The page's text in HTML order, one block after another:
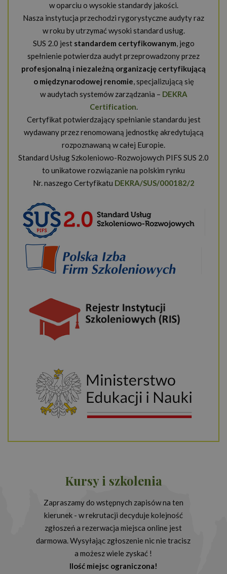
w oparciu o wysokie standardy jakości.
Nasza instytucja przechodzi rygorystyczne audyty raz
w roku by utrzymać wysoki standard usług.
SUS 2.0 jest standardem certyfikowanym, jego
spełnienie potwierdza audyt przeprowadzony przez
profesjonalną i niezależną organizację certyfikującą
o międzynarodowej renomie, specjalizującą się
w audytach systemów zarządzania – DEKRA
Certification.
Certyfikat potwierdzający spełnianie standardu jest
wydawany przez renomowaną jednostkę akredytującą
rozpoznawaną w całej Europie.
Standard Usług Szkoleniowo-Rozwojowych PIFS SUS 2.0
to unikatowe rozwiązanie na polskim rynku
Nr. naszego Certyfikatu DEKRA/SUS/000182/2
Kursy i szkolenia
Zapraszamy do wstępnych zapisów na ten
kierunek - w rekrutacji decyduje kolejność
zgłoszeń a rezerwacja miejsca online jest
darmowa. Wysyłając zgłoszenie nic nie tracisz
a możesz wiele zyskać !
Ilość miejsc ograniczona!